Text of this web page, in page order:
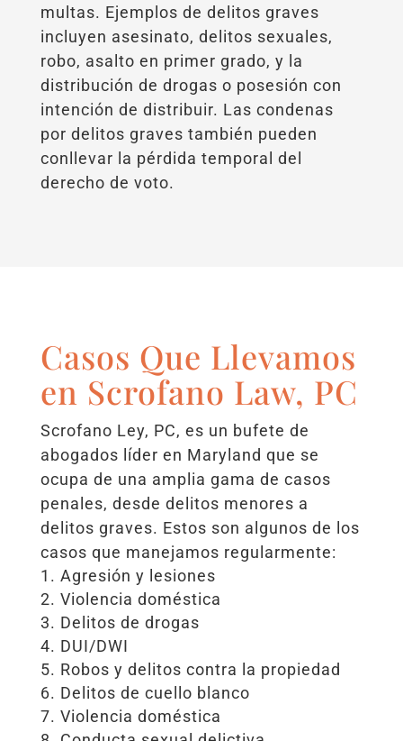
multas. Ejemplos de delitos graves
incluyen asesinato, delitos sexuales,
robo, asalto en primer grado, y la
distribución de drogas o posesión con
intención de distribuir. Las condenas
por delitos graves también pueden
conllevar la pérdida temporal del
derecho de voto.
Casos Que Llevamos
en Scrofano Law, PC
Scrofano Ley, PC, es un bufete de
abogados líder en Maryland que se
ocupa de una amplia gama de casos
penales, desde delitos menores a
delitos graves. Estos son algunos de los
casos que manejamos regularmente:
Agresión y lesiones
Violencia doméstica
Delitos de drogas
DUI/DWI
Robos y delitos contra la propiedad
Delitos de cuello blanco
Violencia doméstica